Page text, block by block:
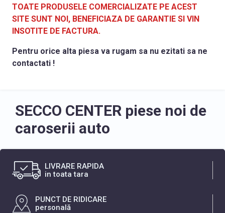
TOATE PRODUSELE COMERCIALIZATE PE ACEST
SITE SUNT NOI, BENEFICIAZA DE GARANTIE SI VIN
INSOTITE DE FACTURA.
Pentru orice alta piesa va rugam sa nu ezitati sa ne
contactati !
SECCO CENTER piese noi de
caroserii auto
LIVRARE RAPIDA
in toata tara
PUNCT DE RIDICARE
personală